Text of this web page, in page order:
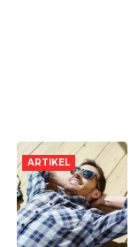
ARTIKEL